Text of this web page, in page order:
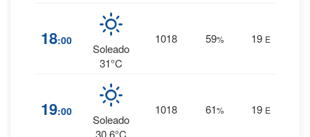
18:00
Soleado
31°C
1018 59% 19 E
19:00
Soleado
30.6°C
1018 61% 19 E